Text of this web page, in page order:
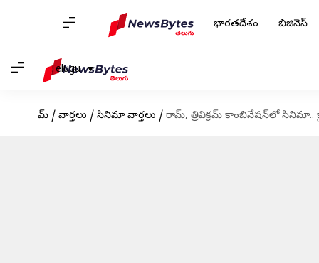
భారతదేశం బిజినెస్
Telugu
హోమ్ / వార్తలు / సినిమా వార్తలు / రామ్, త్రివిక్రమ్ కాంబినేషన్‌లో సినిమా..